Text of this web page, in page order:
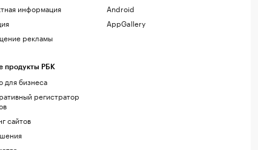
информация
рекламы
продукты РБК
для бизнеса
регистратор
сайтов
Android
AppGallery